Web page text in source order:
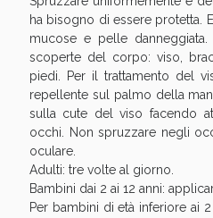
ha bisogno di essere protetta.
mucose e pelle
scoperte del corpo: viso,
piedi. Per il trattamento del
repellente sul palmo della
sulla cute del viso facendo
occhi. Non spruzzare negli
oculare.
Adulti: tre volte al giorno.
Bambini dai 2 ai 12 anni:
Per bambini di età inferiore ai